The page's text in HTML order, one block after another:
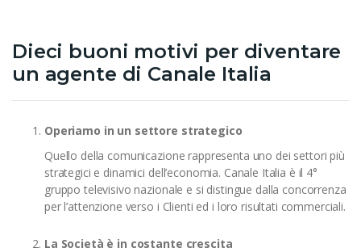
Dieci buoni motivi per diventare
un agente di Canale Italia
Operiamo in un settore strategico
Quello della comunicazione rappresenta uno dei settori più
strategici e dinamici dell’economia. Canale Italia è il 4°
gruppo televisivo nazionale e si distingue dalla concorrenza
per l’attenzione verso i Clienti ed i loro risultati commerciali.
La Società è in costante crescita